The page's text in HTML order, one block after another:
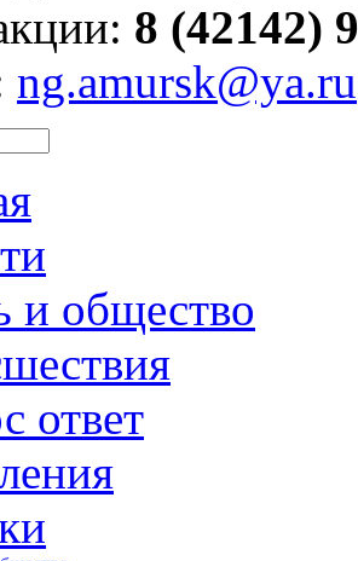
8 (42142)
ng.amursk@ya.ru
и общество
ответ